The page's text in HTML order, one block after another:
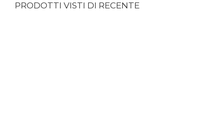
PRODOTTI VISTI DI RECENTE